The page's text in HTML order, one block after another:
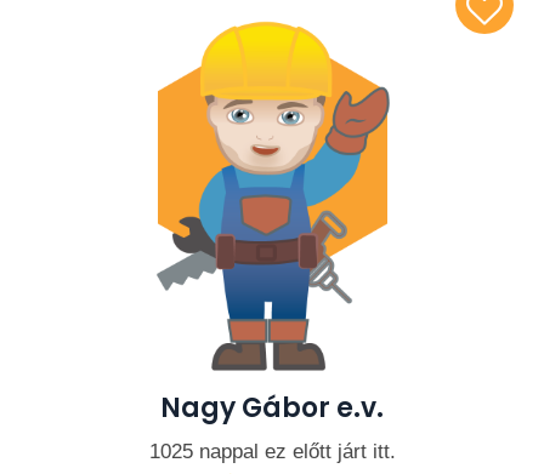
Nagy Gábor e.v.
1025 nappal ez előtt járt itt.